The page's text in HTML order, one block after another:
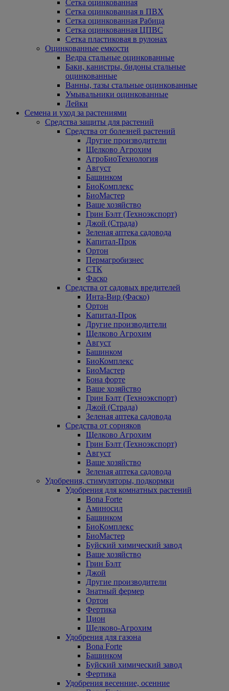
Сетка оцинкованная
Сетка оцинкованная в ПВХ
Сетка оцинкованная Рабица
Сетка оцинкованная ЦПВС
Сетка пластиковая в рулонах
Оцинкованные емкости
Ведра стальные оцинкованные
Баки, канистры, бидоны стальные
оцинкованные
Ванны, тазы стальные оцинкованные
Умывальники оцинкованные
Лейки
Семена и уход за растениями
Средства защиты для растений
Средства от болезней растений
Другие производители
Щелково Агрохим
АгроБиоТехнология
Август
Башинком
БиоКомплекс
БиоМастер
Ваше хозяйство
Грин Бэлт (Техноэкспорт)
Джой (Страда)
Зеленая аптека садовода
Капитал-Прок
Ортон
Пермагробизнес
СТК
Фаско
Средства от садовых вредителей
Инта-Вир (Фаско)
Ортон
Капитал-Прок
Другие производители
Щелково Агрохим
Август
Башинком
БиоКомплекс
БиоМастер
Бона форте
Ваше хозяйство
Грин Бэлт (Техноэкспорт)
Джой (Страда)
Зеленая аптека садовода
Средства от сорняков
Щелково Агрохим
Грин Бэлт (Техноэкспорт)
Август
Ваше хозяйство
Зеленая аптека садовода
Удобрения, стимуляторы, подкормки
Удобрения для комнатных растений
Bona Forte
Аминосил
Башинком
БиоКомплекс
БиоМастер
Буйский химический завод
Ваше хозяйство
Грин Бэлт
Джой
Другие производители
Знатный фермер
Ортон
Фертика
Цион
Щелково-Агрохим
Удобрения для газона
Bona Forte
Башинком
Буйский химический завод
Фертика
Удобрения весенние, осенние